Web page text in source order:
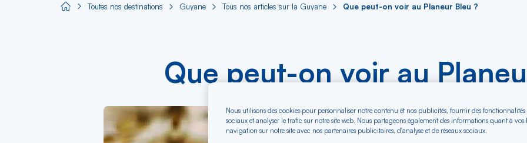
Aircaraibes.comToutes nos destinations Guyane Tous nos articles sur la Guyane Que peut-on voir au Planeur Bleu ?
Que peut-on voir au
Nous utilisons des cookies pour personnaliser notre contenu et nos publicités, fournir des fonctionnalités
sociaux et analyser le trafic sur notre site web. Nous partageons également des informations quant à vos
navigation sur notre site avec nos partenaires publicitaires, d'analyse et de réseaux sociaux.